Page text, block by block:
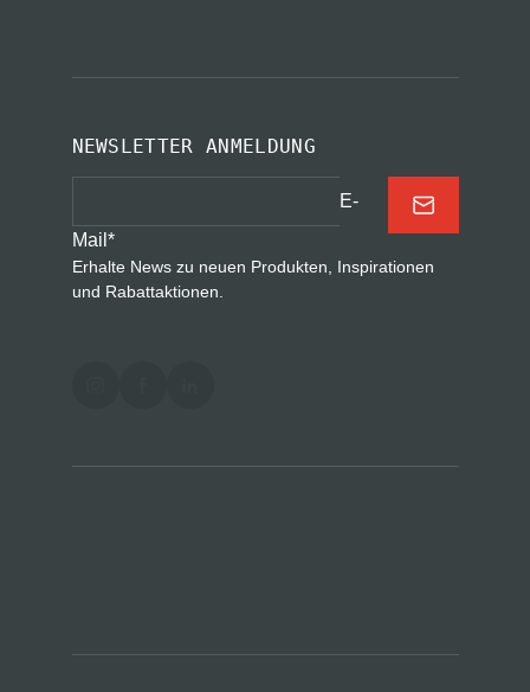
NEWSLETTER ANMELDUNG
E-
Mail *
Erhalte News zu neuen Produkten, Inspirationen
und Rabattaktionen.